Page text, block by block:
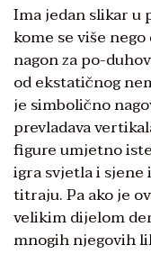
Ima jedan slikar u
kome se više
nagon za po-
od ekstatičnog
je simbolično
prevladava
figure umjetno
igra svjetla i
titraju. Pa ako je
velikim dijelom
mnogih njegovih